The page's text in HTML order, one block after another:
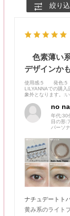
絞り
色素薄い
デザインかも
使用感:5 発色:5
LILYANNAでの購
象外となります。
:
no
年代:30
目の形:
パーソ
ナチュデートト
黄み系のライト